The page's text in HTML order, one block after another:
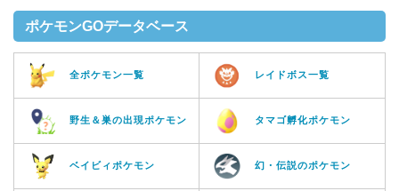
ポケモンGOデータベース
全ポケモン一覧 レイドボス一覧
野生＆巣の出現ポケモン タマゴ孵化ポケモン
ベイビィポケモン 幻・伝説のポケモン